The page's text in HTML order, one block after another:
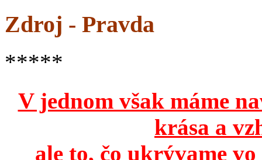
Zdroj - Pravda
*****
V jednom však máme
krása a
ale to, čo ukrývame